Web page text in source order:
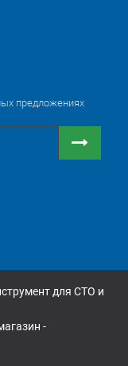
предложениях
для СТО и
-